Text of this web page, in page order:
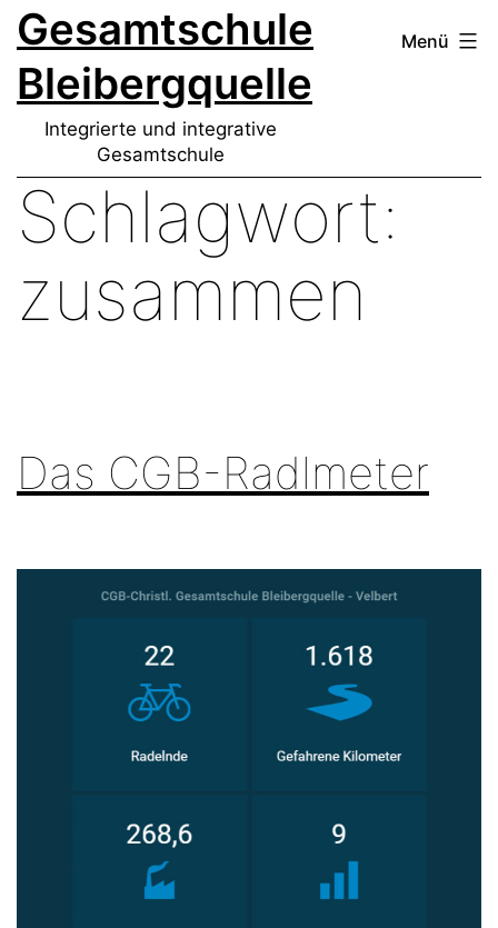
Zum
Inhalt
springen
Gesamtschule
Bleibergquelle
Integrierte und integrative
Gesamtschule
Menü
Schlagwort:
zusammen
Das CGB-Radlmeter